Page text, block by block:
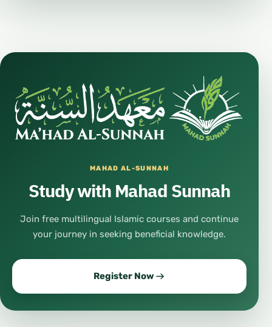
MAHAD AL-SUNNAH
Study with Mahad Sunnah
Join free multilingual Islamic courses and continue
your journey in seeking beneficial knowledge.
Register Now